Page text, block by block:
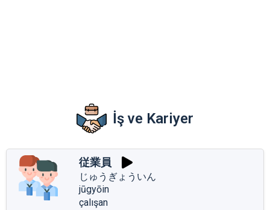
İş ve Kariyer
従業員
じゅうぎょういん
jūgyōin
çalışan